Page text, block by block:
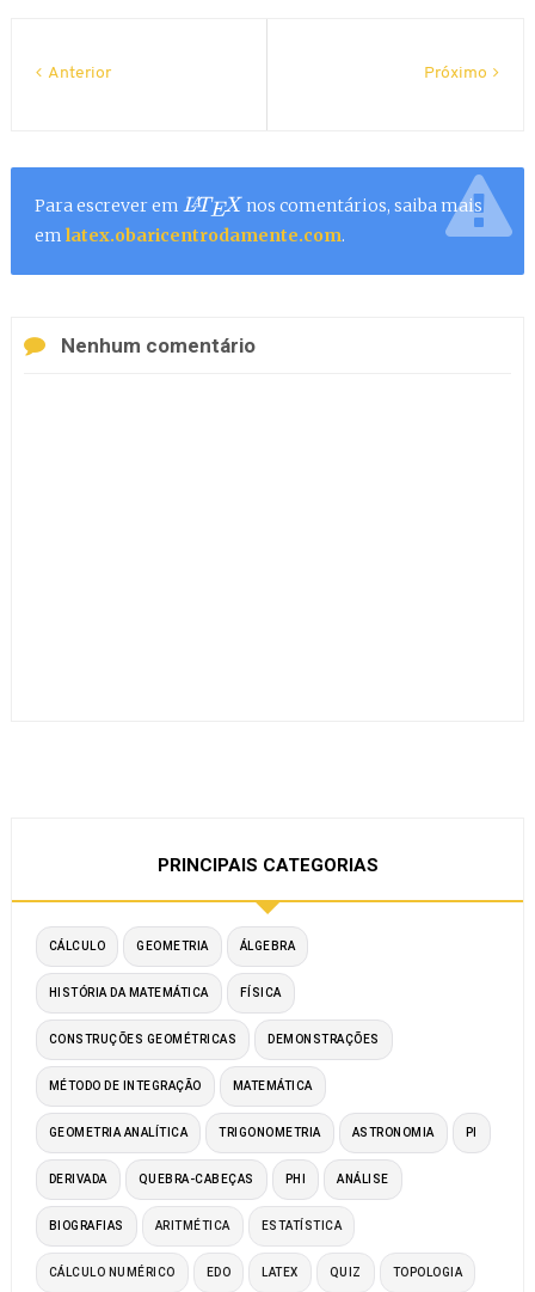
Próximo
Anterior
Para escrever em LATEX nos comentários, saiba mais
em latex.obaricentrodamente.com.
Nenhum comentário
PRINCIPAIS CATEGORIAS
CÁLCULO GEOMETRIA ÁLGEBRA
HISTÓRIA DA MATEMÁTICA FÍSICA
CONSTRUÇÕES GEOMÉTRICAS DEMONSTRAÇÕES
MÉTODO DE INTEGRAÇÃO MATEMÁTICA
GEOMETRIA ANALÍTICA TRIGONOMETRIA ASTRONOMIA PI
DERIVADA QUEBRA-CABEÇAS PHI ANÁLISE
BIOGRAFIAS ARITMÉTICA ESTATÍSTICA
CÁLCULO NUMÉRICO EDO LATEX QUIZ TOPOLOGIA